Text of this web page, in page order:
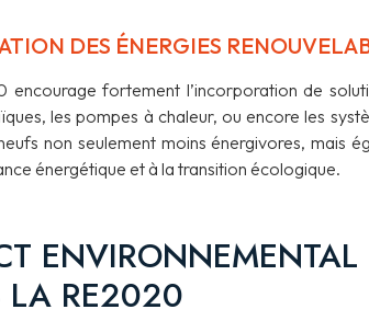
DES ÉNERGIES
encourage fortement l’incorporation de
les pompes à chaleur, ou encore les
non seulement moins énergivores, mais
énergétique et à la transition écologique.
LA RE2020